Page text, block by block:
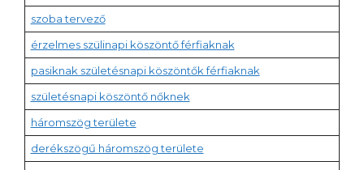
szoba tervező
érzelmes szülinapi köszöntő férfiaknak
pasiknak születésnapi köszöntők férfiaknak
születésnapi köszöntő nőknek
háromszög területe
derékszögű háromszög területe